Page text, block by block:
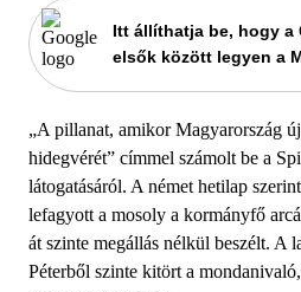
Itt állíthatja be, hogy a
elsők között legyen a
„A pillanat, amikor Magyarország
hidegvérét” címmel számolt be a
látogatásáról. A német hetilap
lefagyott a mosoly a kormányfő
át szinte megállás nélkül beszélt. A
Péterből szinte kitört a